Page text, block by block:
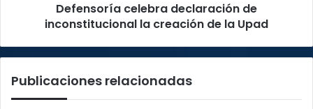
Defensoría celebra declaración de
inconstitucional la creación de la Upad
Publicaciones relacionadas